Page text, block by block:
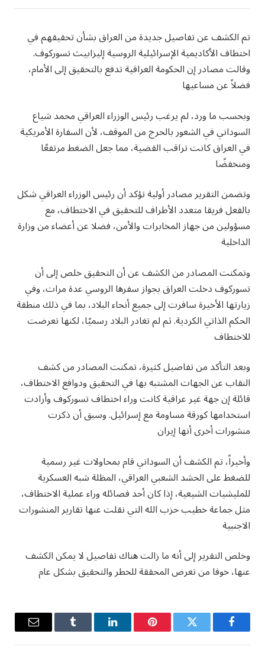
تم الكشف عن تفاصيل جديدة من العراق بشأن تحقيقهم في
اختطاف الأكاديمية الإسرائيلية الروسية إليزابيث تسوركوف.
وقالت مصادر إن الحكومة العراقية تدفع بالتحقيق إلى الأمام،
فضلاً عن مساعيها
وبحسب ما ورد، لم يرغب رئيس الوزراء العراقي محمد شياع
السوداني في الشعور بالحرج من الموقف، لأن السفارة الأمريكية
في العراق كانت تراقب القضية، مما جعل الضغط مرتفعًا
ومنخفضًا
وتضمن التقرير مصادر أولية تؤكد أن رئيس الوزراء العراقي شكل
بالفعل فريقا متعدد الأطراف للتحقيق في الاختطاف، مع
مسؤولين من جهاز المخابرات والأمن، فضلا عن أعضاء من وزارة
الداخلية
وتمكنت المصادر من الكشف عن أن التحقيق خلص إلى أن
تسوركوف دخلت العراق بجواز سفرها الروسي عدة مرات، وفي
زيارتها الأخيرة سافرت إلى جميع أنحاء البلاد، بما في ذلك منطقة
الحكم الذاتي الكردية. ثم لم تغادر البلاد رسميًا، لكنها تعرضت
للاختطاف
وبعد التأكد من تفاصيل كثيرة، تمكنت المصادر من كشف
النقاب عن الجهات المشتبه بها في التحقيق ودوافع الاختطاف،
قائلة إن جهة غير عراقية كانت وراء اختطاف تسوركوف وأرادت
استخدامها كورقة مساومة مع إسرائيل. وسبق أن ذكرت
منشورات أخرى أنها إيران
وأخيراً، تم الكشف أن السوداني قام بمحاولات غير رسمية
للضغط على الحشد الشعبي العراقي، المظلة شبه العسكرية
للمليشيات الشيعية، إذا كان أحد فصائله وراء عملية الاختطاف،
مثل جماعة خطيب حزب الله التي نقلت عنها تقارير المنشورات
الاجنبية
وخلص التقرير إلى أنه ما زالت هناك تفاصيل لا يمكن الكشف
عنها، خوفا من تعرض المحققة للخطر والتحقيق بشكل عام
فيسبوك تويتر بينتيريستلينكدإن Tumblr
البريد